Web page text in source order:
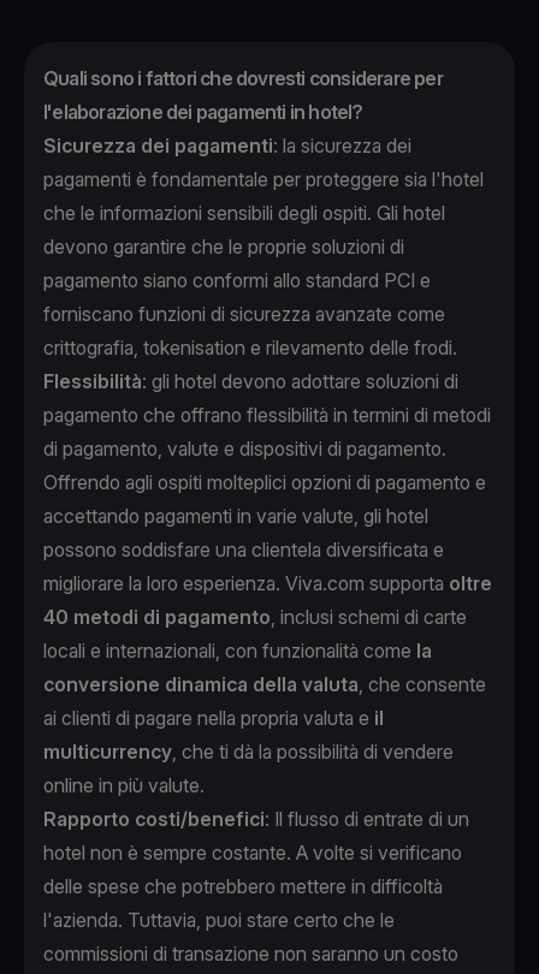
Quali sono i fattori che dovresti considerare per
l'elaborazione dei pagamenti in hotel?
Sicurezza dei pagamenti: la sicurezza dei
pagamenti è fondamentale per proteggere sia l'hotel
che le informazioni sensibili degli ospiti. Gli hotel
devono garantire che le proprie soluzioni di
pagamento siano conformi allo standard PCI e
forniscano funzioni di sicurezza avanzate come
crittografia, tokenisation e rilevamento delle frodi.
Flessibilità: gli hotel devono adottare soluzioni di
pagamento che offrano flessibilità in termini di metodi
di pagamento, valute e dispositivi di pagamento.
Offrendo agli ospiti molteplici opzioni di pagamento e
accettando pagamenti in varie valute, gli hotel
possono soddisfare una clientela diversificata e
migliorare la loro esperienza. Viva.com supporta oltre
40 metodi di pagamento, inclusi schemi di carte
locali e internazionali, con funzionalità come la
conversione dinamica della valuta, che consente
ai clienti di pagare nella propria valuta e il
multicurrency, che ti dà la possibilità di vendere
online in più valute.
Rapporto costi/benefici: Il flusso di entrate di un
hotel non è sempre costante. A volte si verificano
delle spese che potrebbero mettere in difficoltà
l'azienda. Tuttavia, puoi stare certo che le
commissioni di transazione non saranno un costo